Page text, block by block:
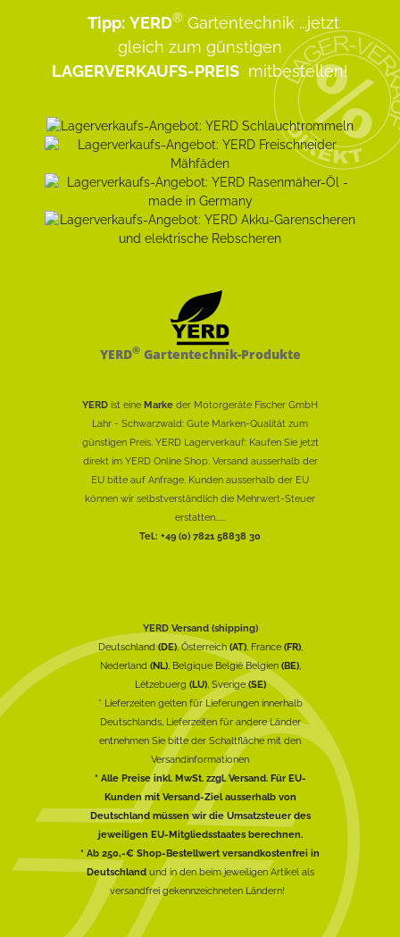
Tipp: YERD® Gartentechnik ...jetzt
gleich zum günstigen
LAGERVERKAUFS-PREIS mitbestellen!
YERD®Gartentechnik-Produkte
YERD ist eine Marke der Motorgeräte Fischer GmbH
Lahr - Schwarzwald: Gute Marken-Qualität zum
günstigen Preis. YERD Lagerverkauf: Kaufen Sie jetzt
direkt im YERD Online Shop. Versand ausserhalb der
EU bitte auf Anfrage. Kunden ausserhalb der EU
können wir selbstverständlich die Mehrwert-Steuer
erstatten......
Tel.: +49 (0) 7821 58838 30
YERD Versand (shipping)
Deutschland(DE), Österreich(AT), France (FR),
Nederland (NL), Belgique België Belgien (BE),
Lëtzebuerg (LU), Sverige(SE)
* Lieferzeiten gelten für Lieferungen innerhalb
Deutschlands, Lieferzeiten für andere Länder
entnehmen Sie bitte der Schaltfläche mit den
Versandinformationen
* Alle Preise inkl. MwSt. zzgl. Versand. Für EU-
Kunden mit Versand-Ziel ausserhalb von
Deutschland müssen wir die Umsatzsteuer des
jeweiligen EU-Mitgliedsstaates berechnen.
* Ab 250,-€ Shop-Bestellwert versandkostenfrei in
Deutschlandund in den beim jeweiligen Artikel als
versandfrei gekennzeichneten Ländern!